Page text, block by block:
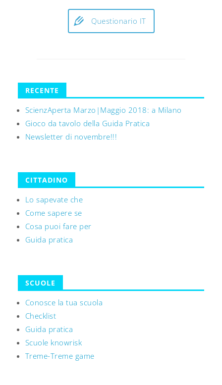
Questionario IT
RECENTE
ScienzAperta Marzo|Maggio 2018: a Milano
Gioco da tavolo della Guida Pratica
Newsletter di novembre!!!
CITTADINO
Lo sapevate che
Come sapere se
Cosa puoi fare per
Guida pratica
SCUOLE
Conosce la tua scuola
Checklist
Guida pratica
Scuole knowrisk
Treme-Treme game